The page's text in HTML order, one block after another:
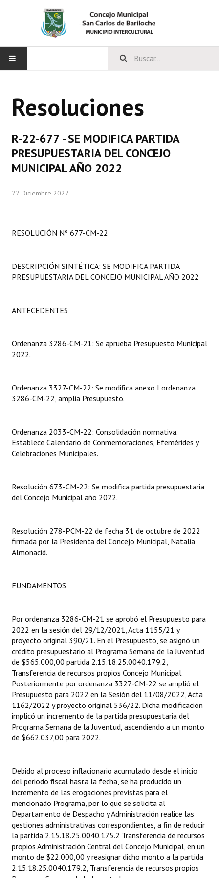
CONCEJO
Integrantes del Concejo
Comisiones Permanentes
Comisiones Especiales
Programas
Constitución Nacional
Carta Orgánica 2007
Digesto
DOCUMENTOS
Proyectos Presentados
Dictámenes Asesoría Letrada
Informes de Unidad Coordinadora
Actas de Audiencias Públicas
Comunicaciones
Resoluciones
Resoluciones de Presidencia
INSTITUCIONAL
Antiguos Pobladores
Noticias Destacadas
Registros y Distinciones
Premio al Mérito - Registro
Audiencias Públicas - Registro
Mujeres que Dejaron Huellas - Registro
Periodistas Decanos - Registro
Ciudadano Ilustre - Registro
Banca del Vecino - Registro
Resoluciones
R-22-677 - SE MODIFICA PARTIDA
PRESUPUESTARIA DEL CONCEJO
MUNICIPAL AÑO 2022
22 Diciembre 2022
RESOLUCIÓN Nº 677-CM-22
DESCRIPCIÓN SINTÉTICA: SE MODIFICA PARTIDA
PRESUPUESTARIA DEL CONCEJO MUNICIPAL AÑO 2022
ANTECEDENTES
Ordenanza 3286-CM-21: Se aprueba Presupuesto Municipal
2022.
Ordenanza 3327-CM-22: Se modifica anexo I ordenanza
3286-CM-22, amplia Presupuesto.
Ordenanza 2033-CM-22: Consolidación normativa.
Establece Calendario de Conmemoraciones, Efemérides y
Celebraciones Municipales.
Resolución 673-CM-22: Se modifica partida presupuestaria
del Concejo Municipal año 2022.
Resolución 278-PCM-22 de fecha 31 de octubre de 2022
firmada por la Presidenta del Concejo Municipal, Natalia
Almonacid.
FUNDAMENTOS
Por ordenanza 3286-CM-21 se aprobó el Presupuesto para
2022 en la sesión del 29/12/2021, Acta 1155/21 y
proyecto original 390/21. En el Presupuesto, se asignó un
crédito presupuestario al Programa Semana de la Juventud
de $565.000,00 partida 2.15.18.25.0040.179.2,
Transferencia de recursos propios Concejo Municipal.
Posteriormente por ordenanza 3327-CM-22 se amplió el
Presupuesto para 2022 en la Sesión del 11/08/2022, Acta
1162/2022 y proyecto original 536/22. Dicha modificación
implicó un incremento de la partida presupuestaria del
Programa Semana de la Juventud, ascendiendo a un monto
de $662.037,00 para 2022.
Debido al proceso inflacionario acumulado desde el inicio
del periodo fiscal hasta la fecha, se ha producido un
incremento de las erogaciones previstas para el
mencionado Programa, por lo que se solicita al
Departamento de Despacho y Administración realice las
gestiones administrativas correspondientes, a fin de reducir
la partida 2.15.18.25.0040.175.2 Transferencia de recursos
propios Administración Central del Concejo Municipal, en un
monto de $22.000,00 y reasignar dicho monto a la partida
2.15.18.25.0040.179.2, Transferencia de recursos propios